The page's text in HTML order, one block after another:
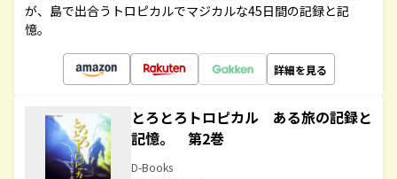
が、島で出合うトロピカルでマジカルな45日間の記録と記
憶。
詳細を見る
とろとろトロピカル ある旅の記録と
記憶。 第2巻
D-Books